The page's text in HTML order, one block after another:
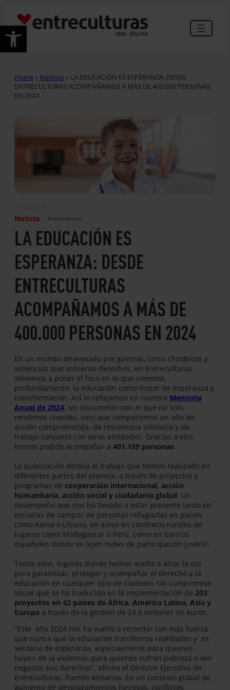
Abrir barra de herramientas
Home » Noticias » LA EDUCACIÓN ES ESPERANZA: DESDE
ENTRECULTURAS ACOMPAÑAMOS A MÁS DE 400.000 PERSONAS
EN 2024
Noticia Entreculturas
LA EDUCACIÓN ES
ESPERANZA: DESDE
ENTRECULTURAS
ACOMPAÑAMOS A MÁS DE
400.000 PERSONAS EN 2024
En un mundo atravesado por guerras, crisis climáticas y
violencias que vulneran derechos, en Entreculturas
volvemos a poner el foco en lo que creemos
profundamente: la educación como motor de esperanza y
transformación. Así lo reflejamos en nuestra Memoria
Anual de 2024, un documento con el que no solo
rendimos cuentas, sino que compartimos un año de
acción comprometida, de resistencia solidaria y de
trabajo conjunto con otras entidades. Gracias a ello,
hemos podido acompañar a 401.159 personas.
La publicación detalla el trabajo que hemos realizado en
diferentes partes del planeta, a través de proyectos y
programas de cooperación internacional, acción
humanitaria, acción social y ciudadanía global. Un
desempeño que nos ha llevado a estar presente tanto en
escuelas de campos de personas refugiadas en países
como Kenia o Líbano, en aulas en contextos rurales de
lugares como Madagascar o Perú, como en barrios
españoles donde se tejen redes de participación juvenil.
Todos ellos, lugares donde hemos vuelto a alzar la voz
para garantizar, proteger y acompañar el derecho a la
educación en cualquier tipo de contexto. Un compromiso
social que se ha traducido en la implementación de 203
proyectos en 42 países de África, América Latina, Asia y
Europa a través de la gestión de 24,6 millones de euros.
“Este año 2024 nos ha vuelto a recordar con más fuerza
que nunca que la educación transforma realidades y es
ventana de esperanza, especialmente para quienes
huyen de la violencia, para quienes sufren pobreza o ven
negados sus derechos”, afirma el Director Ejecutivo de
Entreculturas, Ramón Almansa. En un contexto global de
aumento de desplazamientos forzosos, conflictos